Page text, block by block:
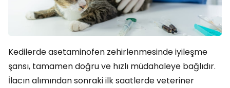
Kedilerde asetaminofen zehirlenmesinde iyileşme
şansı, tamamen doğru ve hızlı müdahaleye bağlıdır.
İlacın alımından sonraki ilk saatlerde veteriner